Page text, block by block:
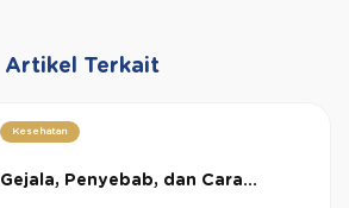
Artikel Terkait
Kesehatan
Gejala, Penyebab, dan Cara...